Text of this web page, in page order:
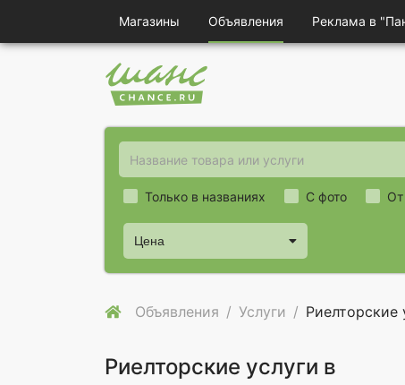
Магазины Объявления Реклама в
Только в названиях
Цена
С фото
Объявления Услуги Риелторские
Риелторские услуги в